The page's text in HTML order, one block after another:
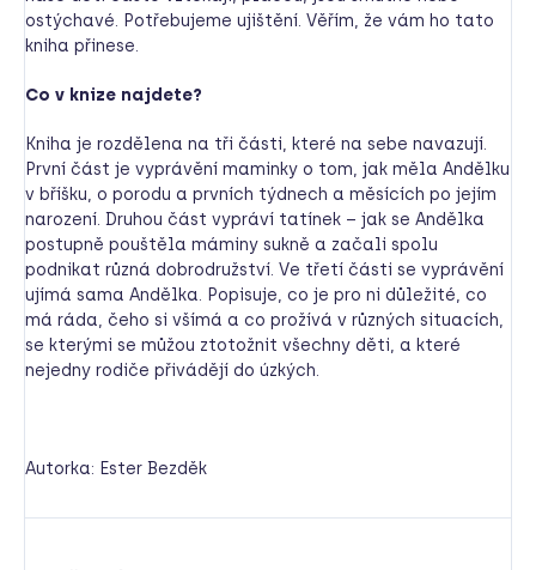
ostýchavé. Potřebujeme ujištění. Věřím, že vám ho tato
kniha přinese.
Co v knize najdete?
Kniha je rozdělena na tři části, které na sebe navazují.
První část je vyprávění maminky o tom, jak měla Andělku
v bříšku, o porodu a prvních týdnech a měsících po jejím
narození. Druhou část vypráví tatínek – jak se Andělka
postupně pouštěla máminy sukně a začali spolu
podnikat různá dobrodružství. Ve třetí části se vyprávění
ujímá sama Andělka. Popisuje, co je pro ni důležité, co
má ráda, čeho si všímá a co prožívá v různých situacích,
se kterými se můžou ztotožnit všechny děti, a které
nejedny rodiče přivádějí do úzkých.
Autorka: Ester Bezděk